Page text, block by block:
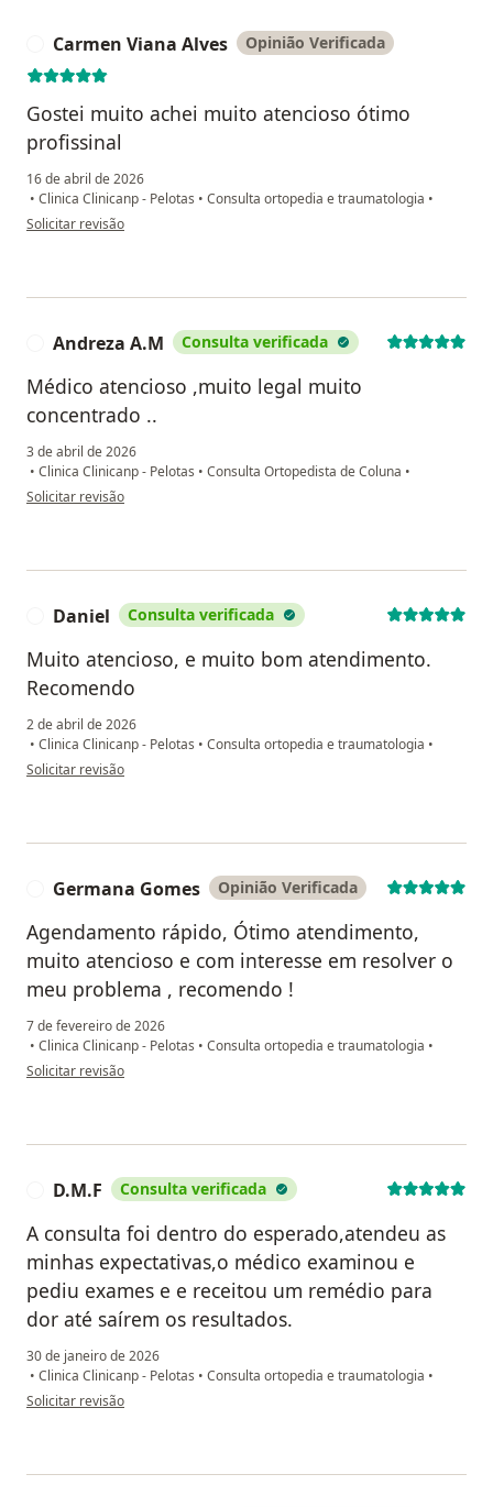
Carmen Viana Alves Opinião Verificada
Gostei muito achei muito atencioso ótimo
profissinal
16 de abril de 2026
• Clinica Clinicanp - Pelotas • Consulta ortopedia e traumatologia •
na opinião do utilizador Carmen Viana Alves
Solicitar revisão
Andreza A.M Consulta verificada
Médico atencioso ,muito legal muito
concentrado ..
3 de abril de 2026
• Clinica Clinicanp - Pelotas • Consulta Ortopedista de Coluna •
na opinião do utilizador Andreza A.M
Solicitar revisão
Daniel Consulta verificada
Muito atencioso, e muito bom atendimento.
Recomendo
2 de abril de 2026
• Clinica Clinicanp - Pelotas • Consulta ortopedia e traumatologia •
na opinião do utilizador Daniel
Solicitar revisão
Germana Gomes Opinião Verificada
Agendamento rápido, Ótimo atendimento,
muito atencioso e com interesse em resolver o
meu problema , recomendo !
7 de fevereiro de 2026
• Clinica Clinicanp - Pelotas • Consulta ortopedia e traumatologia •
na opinião do utilizador Germana Gomes
Solicitar revisão
D.M.F Consulta verificada
A consulta foi dentro do esperado,atendeu as
minhas expectativas,o médico examinou e
pediu exames e e receitou um remédio para
dor até saírem os resultados.
30 de janeiro de 2026
• Clinica Clinicanp - Pelotas • Consulta ortopedia e traumatologia •
na opinião do utilizador D.M.F
Solicitar revisão